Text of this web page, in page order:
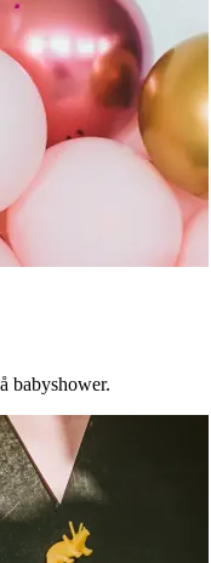
babyshower.